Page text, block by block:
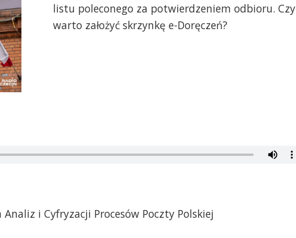
listu poleconego za potwierdzeniem odbioru. Czy
warto założyć skrzynkę e-Doręczeń?
i Cyfryzacji Procesów Poczty Polskiej